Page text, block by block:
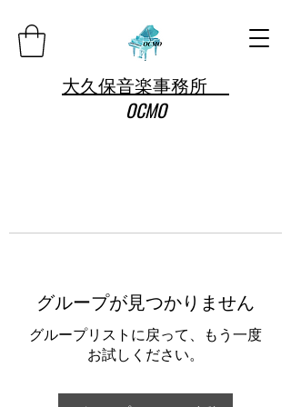
大久保音楽事務所
OCMO
グループが見つかりません
グループリストに戻って、もう一度
お試しください。